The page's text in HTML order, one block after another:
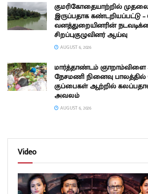
குமரிகோதையாற்றில்
இருப்பதாக கண்டறியப்பட்டு –
வனத்துறையினரின்
சிறப்புகுழுவினர் ஆய்வு
AUGUST 6, 2026
மார்த்தாண்டம் ஞாறாம்விளை
நேசமணி நினைவு
குப்பைகள் ஆற்றில்
அவலம்
AUGUST 6, 2026
Video